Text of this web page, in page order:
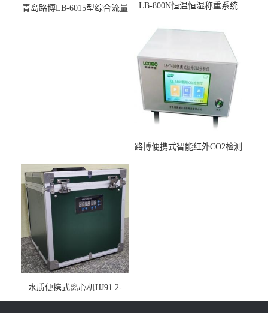
青岛路博LB-6015型综合流量
LB-800N恒温恒湿称重系统
路博便携式智能红外CO2检测
水质便携式离心机HJ91.2-
2022地表水总磷监测内置有